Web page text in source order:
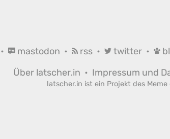
mastodon • rss • twitter •
Über latscher.in • Impressum und
latscher.in ist ein Projekt des Meme